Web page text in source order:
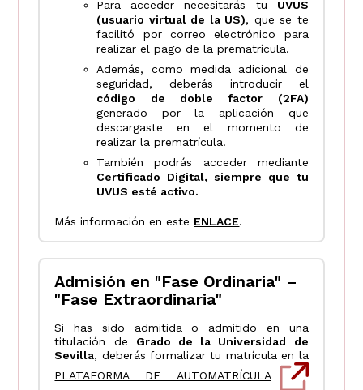
Para acceder necesitarás tu UVUS
(usuario virtual de la US), que se te
facilitó por correo electrónico para
realizar el pago de la prematrícula.
Además, como medida adicional de
seguridad, deberás introducir el
código de doble factor (2FA)
generado por la aplicación que
descargaste en el momento de
realizar la prematrícula.
También podrás acceder mediante
Certificado Digital, siempre que tu
UVUS esté activo.
Más información en este ENLACE.
Admisión en "Fase Ordinaria" –
"Fase Extraordinaria"
Si has sido admitida o admitido en una
titulación de Grado de la Universidad de
Sevilla, deberás formalizar tu matrícula en la
PLATAFORMA DE AUTOMATRÍCULA